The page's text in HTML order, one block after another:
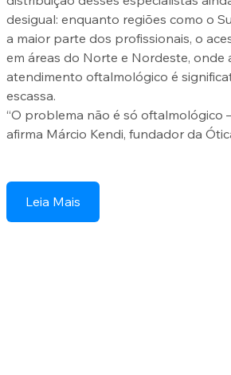
desigual: enquanto regiões como o
a maior parte dos profissionais, o
em áreas do Norte e Nordeste, onde
atendimento oftalmológico é
escassa.
“O problema não é só oftalmológico
afirma Márcio Kendi, fundador da
Leia Mais